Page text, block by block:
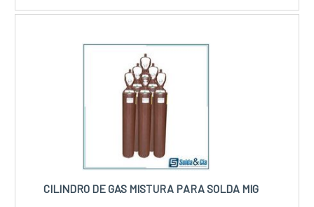
estar liso....
CILINDRO DE GAS MISTURA PARA SOLDA MIG